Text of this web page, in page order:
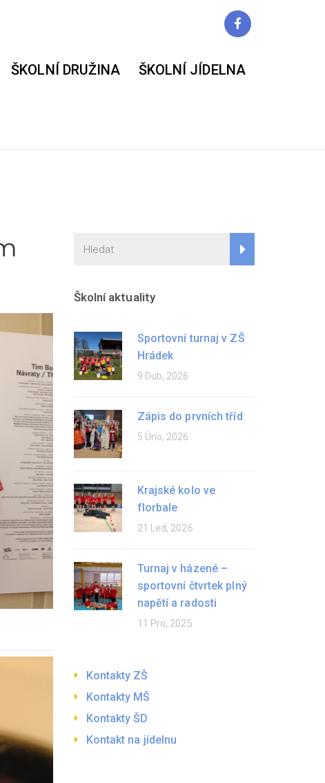
ŠKOLNÍ DRUŽINA ŠKOLNÍ JÍDELNA
Školní aktuality
Sportovní turnaj v ZŠ
Hrádek
9 Dub, 2026
Zápis do prvních tříd
5 Úno, 2026
Krajské kolo ve
florbale
21 Led, 2026
Turnaj v házené –
sportovní čtvrtek plný
napětí a radosti
11 Pro, 2025
Kontakty ZŠ
Kontakty MŠ
Kontakty ŠD
Kontakt na jídelnu